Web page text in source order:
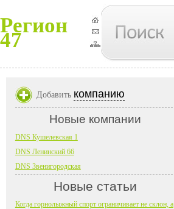
Регион
47
Добавить компанию
Новые компании
DNS Кушелевская 1
DNS Ленинский 66
DNS Звенигородская
Новые статьи
Когда горнолыжный спорт ограничивает не склон, а